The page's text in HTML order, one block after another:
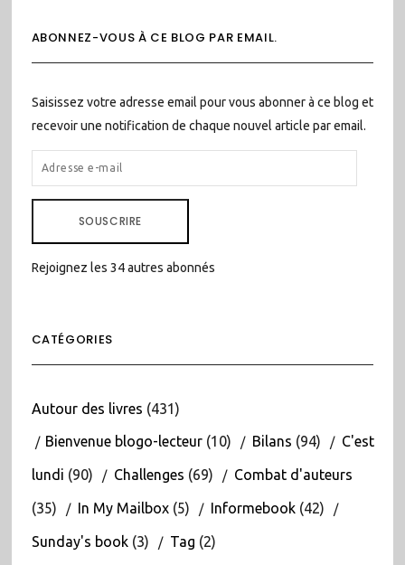
ABONNEZ-VOUS À CE BLOG PAR EMAIL.
Saisissez votre adresse email pour vous abonner à ce blog et
recevoir une notification de chaque nouvel article par email.
ADRESSE
E-
SOUSCRIRE
Rejoignez les 34 autres abonnés
CATÉGORIES
Autour des livres (431)
Bienvenue blogo-lecteur(10) Bilans (94) C'est
lundi (90) Challenges (69) Combat d'auteurs
(35) In My Mailbox(5) Informebook(42)
Sunday's book(3) Tag (2)